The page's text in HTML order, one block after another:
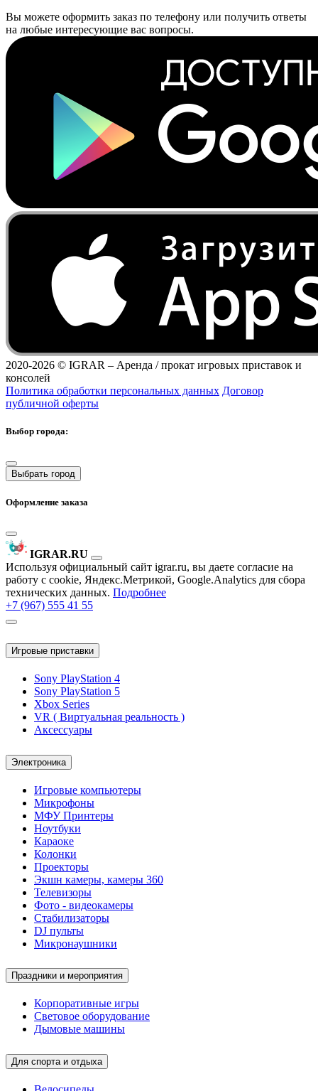
Вы можете оформить заказ по телефону или получить ответы
на любые интересующие вас вопросы.
2020-2026 © IGRAR – Аренда / прокат игровых приставок и
консолей
Политика обработки персональных данных Договор
публичной оферты
Выбор города:
Выбрать город
Оформление заказа
IGRAR.RU
Используя официальный сайт igrar.ru, вы даете согласие на
работу с cookie, Яндекс.Метрикой, Google.Analytics для сбора
технических данных. Подробнее
+7 (967) 555 41 55
Игровые приставки
Sony PlayStation 4
Sony PlayStation 5
Xbox Series
VR ( Виртуальная реальность )
Аксессуары
Электроника
Игровые компьютеры
Микрофоны
МФУ Принтеры
Ноутбуки
Караоке
Колонки
Проекторы
Экшн камеры, камеры 360
Телевизоры
Фото - видеокамеры
Стабилизаторы
DJ пульты
Микронаушники
Праздники и мероприятия
Корпоративные игры
Световое оборудование
Дымовые машины
Для спорта и отдыха